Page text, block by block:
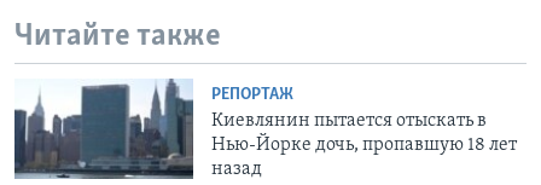
Читайте также
РЕПОРТАЖ
Киевлянин пытается отыскать в
Нью-Йорке дочь, пропавшую 18 лет
назад